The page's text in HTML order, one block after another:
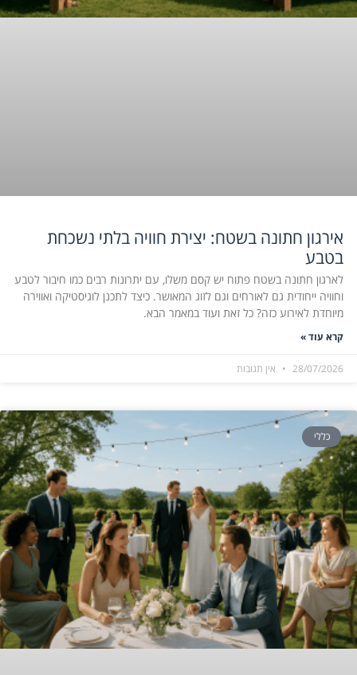
אירגון חתונה בשטח: יצירת חוויה בלתי נשכחת
בטבע
לארגון חתונה בשטח פתוח יש קסם משלו, עם יתרונות רבים כמו חיבור לטבע
וחוויה ייחודית גם לאורחים וגם לזוג המאושר. כיצד לתכנן לוגיסטיקה ואווירה
מיוחדת לאירוע כזה? כל זאת ועוד במאמר הבא.
קרא עוד »
28/07/2026 אין תגובות
כללי